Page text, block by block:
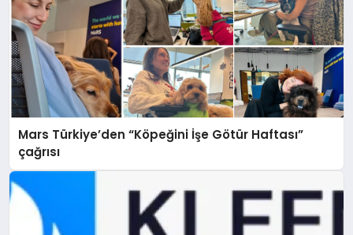
Mars Türkiye’den “Köpeğini İşe Götür Haftası”
çağrısı